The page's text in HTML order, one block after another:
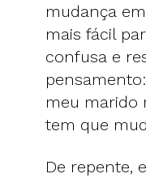
mudança
mais fácil
confusa e
meu marido
tem que
De repente,